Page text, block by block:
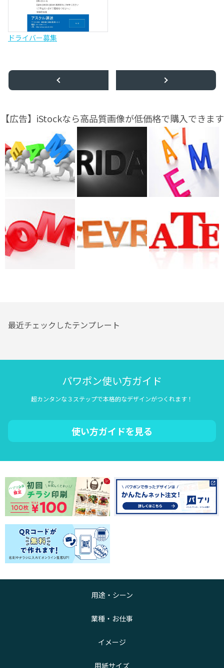
ドライバー募集
【広告】iStockなら高品質画像が低価格で購入できます
最近チェックしたテンプレート
パワポン使い方ガイド
超カンタンな３ステップで本格的なデザインがつくれます！
使い方ガイドを見る
用途・シーン
業種・お仕事
イメージ
用紙サイズ